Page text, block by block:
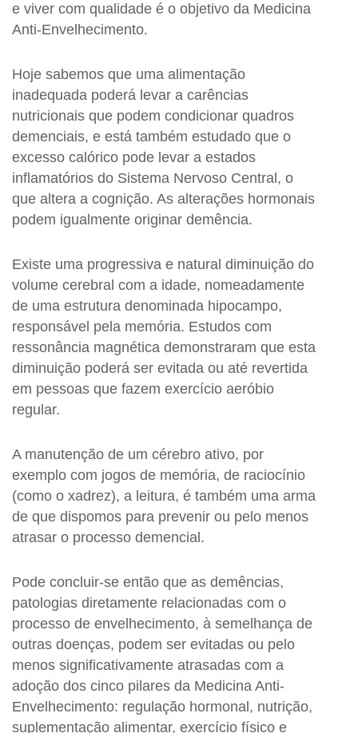
e viver com qualidade é o objetivo da Medicina
Anti-Envelhecimento.
Hoje sabemos que uma alimentação
inadequada poderá levar a carências
nutricionais que podem condicionar quadros
demenciais, e está também estudado que o
excesso calórico pode levar a estados
inflamatórios do Sistema Nervoso Central, o
que altera a cognição. As alterações hormonais
podem igualmente originar demência.
Existe uma progressiva e natural diminuição do
volume cerebral com a idade, nomeadamente
de uma estrutura denominada hipocampo,
responsável pela memória. Estudos com
ressonância magnética demonstraram que esta
diminuição poderá ser evitada ou até revertida
em pessoas que fazem exercício aeróbio
regular.
A manutenção de um cérebro ativo, por
exemplo com jogos de memória, de raciocínio
(como o xadrez), a leitura, é também uma arma
de que dispomos para prevenir ou pelo menos
atrasar o processo demencial.
Pode concluir-se então que as demências,
patologias diretamente relacionadas com o
processo de envelhecimento, à semelhança de
outras doenças, podem ser evitadas ou pelo
menos significativamente atrasadas com a
adoção dos cinco pilares da Medicina Anti-
Envelhecimento: regulação hormonal, nutrição,
suplementação alimentar, exercício físico e